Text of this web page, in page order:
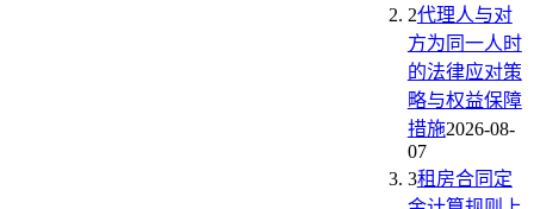
2代理人与对
方为同一人时
的法律应对策
略与权益保障
措施2026-08-
07
3租房合同定